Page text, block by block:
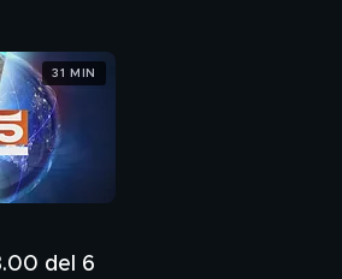
del 6
31 MIN